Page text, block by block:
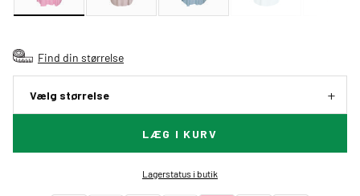
Find din størrelse
Vælg størrelse
LÆG I KURV
Lagerstatus i butik